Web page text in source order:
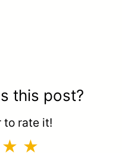
this post?
to rate it!